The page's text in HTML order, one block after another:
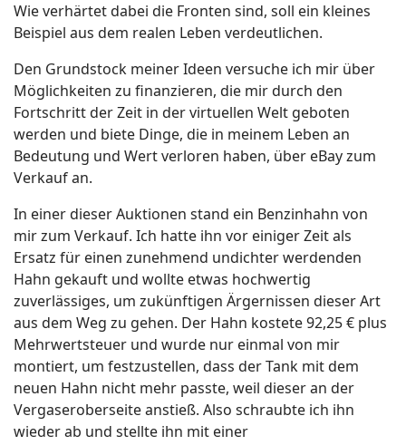
Wie verhärtet dabei die Fronten sind, soll ein kleines
Beispiel aus dem realen Leben verdeutlichen.
Den Grundstock meiner Ideen versuche ich mir über
Möglichkeiten zu finanzieren, die mir durch den
Fortschritt der Zeit in der virtuellen Welt geboten
werden und biete Dinge, die in meinem Leben an
Bedeutung und Wert verloren haben, über eBay zum
Verkauf an.
In einer dieser Auktionen stand ein Benzinhahn von
mir zum Verkauf. Ich hatte ihn vor einiger Zeit als
Ersatz für einen zunehmend undichter werdenden
Hahn gekauft und wollte etwas hochwertig
zuverlässiges, um zukünftigen Ärgernissen dieser Art
aus dem Weg zu gehen. Der Hahn kostete 92,25 € plus
Mehrwertsteuer und wurde nur einmal von mir
montiert, um festzustellen, dass der Tank mit dem
neuen Hahn nicht mehr passte, weil dieser an der
Vergaseroberseite anstieß. Also schraubte ich ihn
wieder ab und stellte ihn mit einer